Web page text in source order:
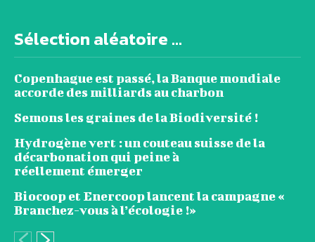
Sélection aléatoire ...
Copenhague est passé, la Banque mondiale
accorde des milliards au charbon
Semons les graines de la Biodiversité !
Hydrogène vert : un couteau suisse de la
décarbonation qui peine à
réellement émerger
Biocoop et Enercoop lancent la campagne «
Branchez-vous à l’écologie !»